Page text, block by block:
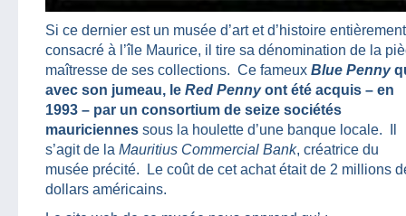
Si ce dernier est un musée d’art et d’histoire entièrement
consacré à l’île Maurice, il tire sa dénomination de la
maîtresse de ses collections. Ce fameux Blue Penny
avec son jumeau, le Red Pennyont été acquis – en
1993 – par un consortium de seize sociétés
mauriciennes sous la houlette d’une banque locale. Il
s’agit de la Mauritius Commercial Bank, créatrice du
musée précité. Le coût de cet achat était de 2 millions
dollars américains.